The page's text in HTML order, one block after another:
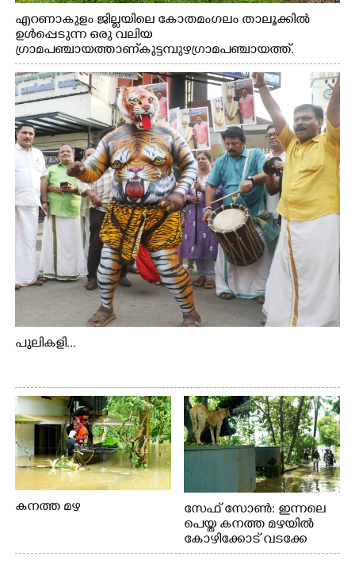
എറണാകുളം ജില്ലയിലെ കോതമംഗലം താലൂക്കിൽ
ഉൾപ്പെടുന്ന ഒരു വലിയ
ഗ്രാമപഞ്ചായത്താണ് കുട്ടമ്പുഴ ഗ്രാമ പഞ്ചായത്ത്.
ആദിവാസി ഊരുകളായ വെള്ളാരംകുത്ത്, കത്തിപ്പാറ,
ഉറിയംപെട്ടി, തേക്കല്ല്, വെട്ടിക്കല്ല്, മഞ്ചപ്പാറ എന്നീ ആറു
സ്ഥലങ്ങളിലേക്കുള്ള പ്രധാന സഞ്ചാര മാർഗമാണ് ഈ
കാണുന്ന കടത്ത് വള്ളം
പുലികളി...
കനത്ത മഴ
സേഫ് സോൺ: ഇന്നലെ
പെയ്ത കനത്ത മഴയിൽ
കോഴിക്കോട് വടക്കേ
വയലിൽ വെള്ളം